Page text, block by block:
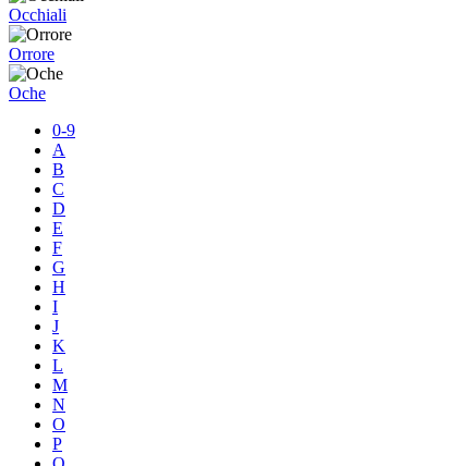
Occhiali
Orrore
Oche
0-9
A
B
C
D
E
F
G
H
I
J
K
L
M
N
O
P